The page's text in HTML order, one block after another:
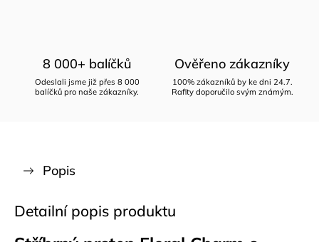
8 000+ balíčků
Odeslali jsme již přes 8 000
balíčků pro naše zákazníky.
Ověřeno zákazníky
100% zákazníků by ke dni 24.7.
Rafity doporučilo svým známým.
Popis
Detailní popis produktu